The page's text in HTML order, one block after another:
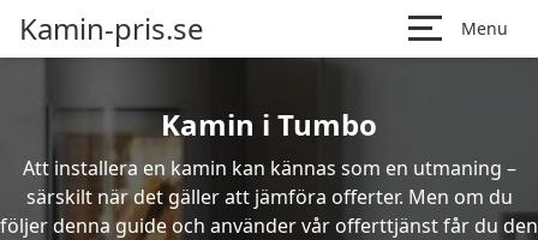
Kamin-pris.se Menu
Kamin i Tumbo
Att installera en kamin kan kännas som en utmaning –
särskilt när det gäller att jämföra offerter. Men om du
följer denna guide och använder vår offerttjänst får du den